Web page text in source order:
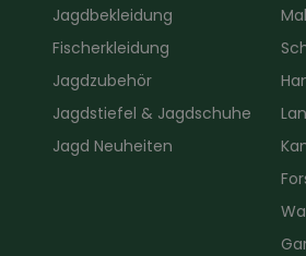
Jagdbekleidung
Fischerkleidung
Jagdzubehör
Jagdstiefel & Jagdschuhe
Jagd Neuheiten